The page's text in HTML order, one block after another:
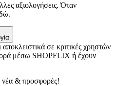
αξιολογήσεις. Όταν
σε κριτικές χρηστών
μέσω SHOPFLIX ή έχουν
& προσφορές!